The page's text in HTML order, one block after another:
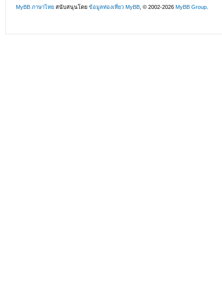
MyBB ภาษาไทย สนับสนุนโดยข้อมูลท่องเที่ยว MyBB , © 2002-2026MyBB Group